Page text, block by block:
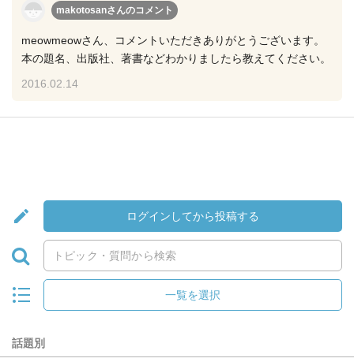
makotosanさんのコメント
meowmeowさん、コメントいただきありがとうございます。
本の題名、出版社、著書などわかりましたら教えてください。
2016.02.14
ログインしてから投稿する
一覧を選択
話題別